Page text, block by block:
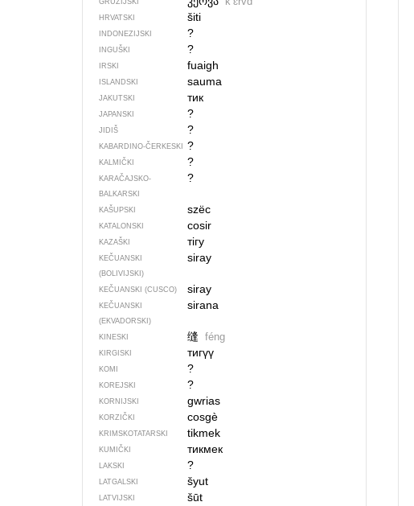
GRUZIJSKI
HRVATSKI šiti
INDONEZIJSKI ?
INGUŠKI ?
IRSKI fuaigh
ISLANDSKI sauma
JAKUTSKI тик
JAPANSKI ?
JIDIŠ ?
KABARDINO-ČERKESKI ?
KALMIČKI ?
KARAČAJSKO-
BALKARSKI
?
KAŠUPSKI szëc
KATALONSKI cosir
KAZAŠKI тігу
KEČUANSKI
(BOLIVIJSKI)
siray
KEČUANSKI (CUSCO) siray
KEČUANSKI
(EKVADORSKI)
sirana
KINESKI 缝 féng
KIRGISKI тигүү
KOMI ?
KOREJSKI ?
KORNIJSKI gwrias
KORZIČKI cosgè
KRIMSKOTATARSKI tikmek
KUMIČKI тикмек
LAKSKI ?
LATGALSKI šyut
LATVIJSKI šūt